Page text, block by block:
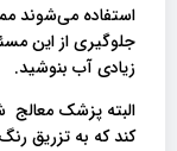
استفاده می‌شوند
جلوگیری از این
زیادی آب بنوشید.
البته پزشک معالج
کند که به تزریق